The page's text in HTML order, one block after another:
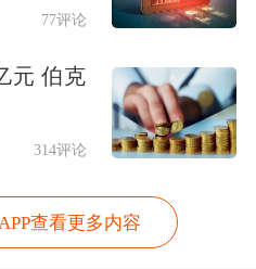
三位教授去做独立
系的主任郭颖教授
份的独董，正好赶
属巧合。
中是弱势群体
77评论
元 伯克
314评论
查看更多内容